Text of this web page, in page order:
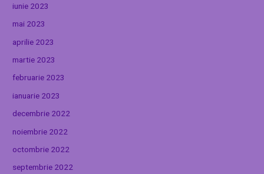
iunie 2023
mai 2023
aprilie 2023
martie 2023
februarie 2023
ianuarie 2023
decembrie 2022
noiembrie 2022
octombrie 2022
septembrie 2022